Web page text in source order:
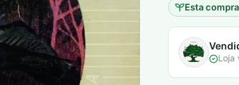
Esta
Loja